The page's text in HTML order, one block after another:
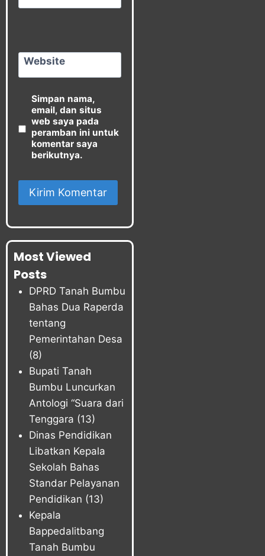
Website
Simpan nama,
email, dan situs
web saya pada
peramban ini untuk
komentar saya
berikutnya.
Most Viewed
Posts
DPRD Tanah Bumbu
Bahas Dua Raperda
tentang
Pemerintahan Desa
(8)
Bupati Tanah
Bumbu Luncurkan
Antologi “Suara dari
Tenggara (13)
Dinas Pendidikan
Libatkan Kepala
Sekolah Bahas
Standar Pelayanan
Pendidikan (13)
Kepala
Bappedalitbang
Tanah Bumbu